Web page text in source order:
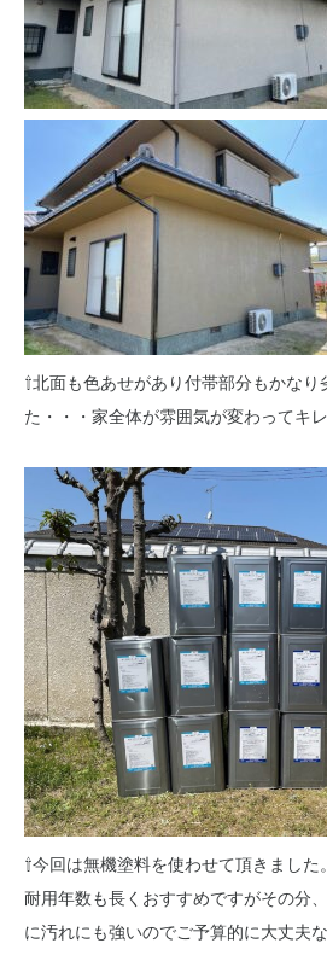
⇧北面も色あせがあり付帯部分もかなり
た・・・家全体が雰囲気が変わってキ
⇧今回は無機塗料を使わせて頂きました。
耐用年数も長くおすすめですがその分
に汚れにも強いのでご予算的に大丈夫